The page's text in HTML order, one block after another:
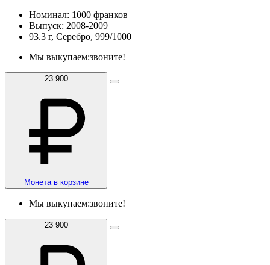
Номинал: 1000 франков
Выпуск: 2008-2009
93.3 г, Серебро, 999/1000
Мы выкупаем:звоните!
23 900
Монета в корзине
Мы выкупаем:звоните!
23 900